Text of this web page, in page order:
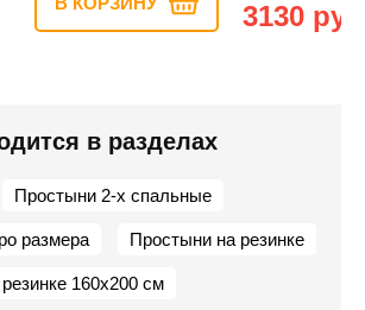
3130
в разделах
Простыни 2-х спальные
размера Простыни на резинке
160х200 см